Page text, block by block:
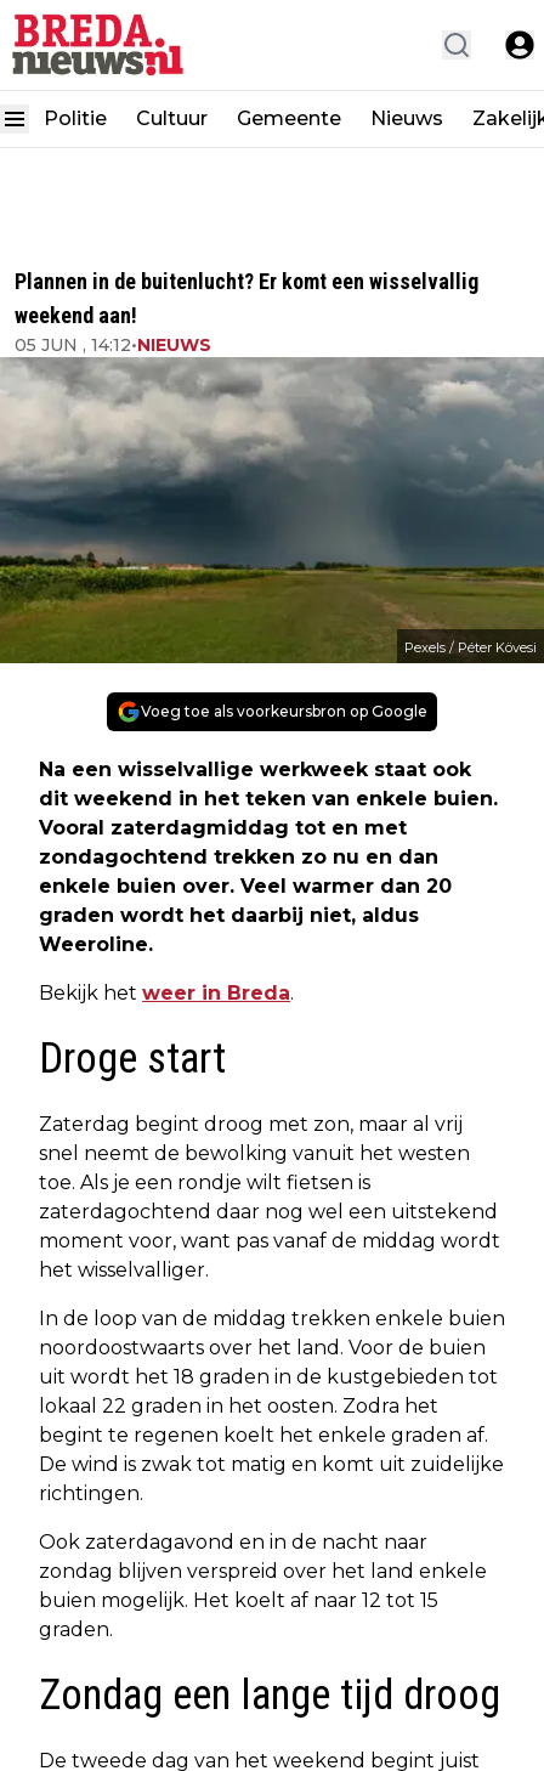
Politie Cultuur Gemeente Nieuws
Plannen in de buitenlucht? Er komt een wisselvallig
weekend aan!
05 JUN , 14:12•NIEUWS
Pexels / Péter Kövesi
Voeg toe als voorkeursbron op Google
Na een wisselvallige werkweek staat ook
dit weekend in het teken van enkele buien.
Vooral zaterdagmiddag tot en met
zondagochtend trekken zo nu en dan
enkele buien over. Veel warmer dan 20
graden wordt het daarbij niet, aldus
Weeroline.
Bekijk het weer in Breda.
Droge start
Zaterdag begint droog met zon, maar al vrij
snel neemt de bewolking vanuit het westen
toe. Als je een rondje wilt fietsen is
zaterdagochtend daar nog wel een uitstekend
moment voor, want pas vanaf de middag wordt
het wisselvalliger.
In de loop van de middag trekken enkele buien
noordoostwaarts over het land. Voor de buien
uit wordt het 18 graden in de kustgebieden tot
lokaal 22 graden in het oosten. Zodra het
begint te regenen koelt het enkele graden af.
De wind is zwak tot matig en komt uit zuidelijke
richtingen.
Ook zaterdagavond en in de nacht naar
zondag blijven verspreid over het land enkele
buien mogelijk. Het koelt af naar 12 tot 15
graden.
Zondag een lange tijd droog
De tweede dag van het weekend begint juist